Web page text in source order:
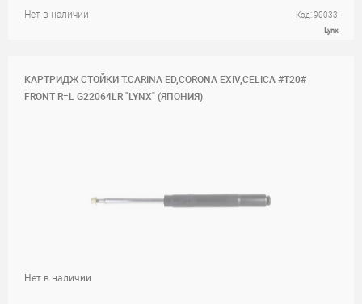
Нет в наличии Код: 90033
Lynx
КАРТРИДЖ СТОЙКИ T.CARINA ED,CORONA EXIV,CELICA #T20#
FRONT R=L G22064LR "LYNX" (ЯПОНИЯ)
Нет в наличии